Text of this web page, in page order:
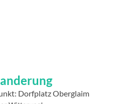
Dorfplatz Oberglaim